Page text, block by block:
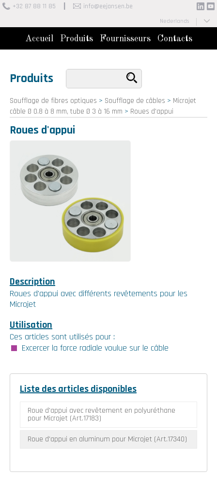
+32 87 88 11 85 info@eejansen.be
Nederlands
Français
Accueil Produits Fournisseurs Contacts
Produits
Soufflage de fibres optiques > Soufflage de câbles > Microjet
câble Ø 0.8 à 8 mm, tube Ø 3 à 16 mm > Roues d'appui
Roues d'appui
Description
Roues d'appui avec différents revêtements pour les
Microjet
Utilisation
Ces articles sont utilisés pour :
Excercer la force radiale voulue sur le câble
Liste des articles disponibles
Roue d'appui avec revêtement en polyuréthane
pour Microjet (Art.17183)
Roue d'appui en aluminum pour Microjet (Art.17340)